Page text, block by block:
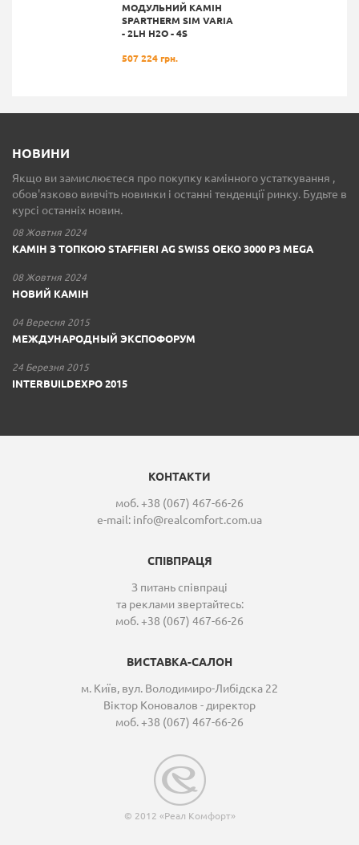
МОДУЛЬНИЙ КАМІН
SPARTHERM SIM VARIA
- 2LH H2О - 4S
507 224 грн.
НОВИНИ
Якщо ви замислюєтеся про покупку камінного устаткування ,
обов'язково вивчіть новинки і останні тенденції ринку. Будьте в
курсі останніх новин.
08 Жовтня 2024
КАМІН З ТОПКОЮ STAFFIERI AG SWISS OEKO 3000 P3 MEGA
08 Жовтня 2024
НОВИЙ КАМІН
04 Вересня 2015
МЕЖДУНАРОДНЫЙ ЭКСПОФОРУМ
24 Березня 2015
INTERBUILDEXPO 2015
КОНТАКТИ
моб. +38 (067) 467-66-26
e-mail: info@realcomfort.com.ua
СПІВПРАЦЯ
З питань співпраці
та реклами звертайтесь:
моб. +38 (067) 467-66-26
ВИСТАВКА-САЛОН
м. Київ, вул. Володимиро-Либідска 22
Віктор Коновалов - директор
моб. +38 (067) 467-66-26
© 2012 «Реал Комфорт»